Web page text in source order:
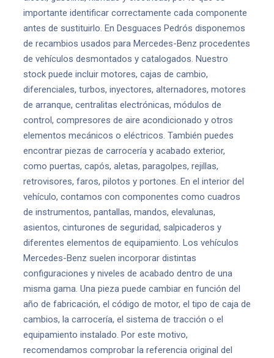
importante identificar correctamente cada componente
antes de sustituirlo. En Desguaces Pedrós disponemos
de recambios usados para Mercedes-Benz procedentes
de vehículos desmontados y catalogados. Nuestro
stock puede incluir motores, cajas de cambio,
diferenciales, turbos, inyectores, alternadores, motores
de arranque, centralitas electrónicas, módulos de
control, compresores de aire acondicionado y otros
elementos mecánicos o eléctricos. También puedes
encontrar piezas de carrocería y acabado exterior,
como puertas, capós, aletas, paragolpes, rejillas,
retrovisores, faros, pilotos y portones. En el interior del
vehículo, contamos con componentes como cuadros
de instrumentos, pantallas, mandos, elevalunas,
asientos, cinturones de seguridad, salpicaderos y
diferentes elementos de equipamiento. Los vehículos
Mercedes-Benz suelen incorporar distintas
configuraciones y niveles de acabado dentro de una
misma gama. Una pieza puede cambiar en función del
año de fabricación, el código de motor, el tipo de caja de
cambios, la carrocería, el sistema de tracción o el
equipamiento instalado. Por este motivo,
recomendamos comprobar la referencia original del